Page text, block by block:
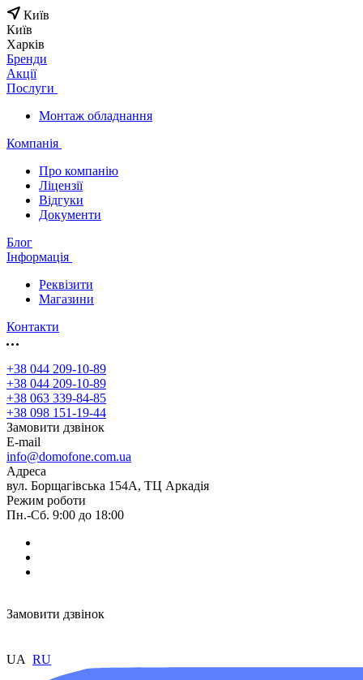
Київ
Київ
Харків
Бренди
Акції
Послуги
Монтаж обладнання
Компанія
Про компанію
Ліцензії
Відгуки
Документи
Блог
Інформація
Реквізити
Магазини
Контакти
+38 044 209-10-89
+38 044 209-10-89
+38 063 339-84-85
+38 098 151-19-44
Замовити дзвінок
E-mail
info@domofone.com.ua
Адреса
вул. Борщагівська 154А, ТЦ Аркадія
Режим роботи
Пн.-Сб. 9:00 до 18:00
Замовити дзвінок
UA RU